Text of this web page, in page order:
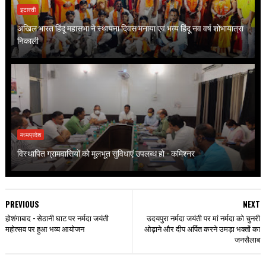
इटारसी
अखिल भारत हिंदू महासभा ने स्थापना दिवस मनाया एवं भव्य हिंदू नव वर्ष शोभायात्रा
निकाली
मध्यप्रदेश
विस्थापित ग्रामवासियों को मूलभूत सुविधाएं उपलब्ध हो - कमिश्नर
NEXT
उदयपुरा नर्मदा जयंती पर मां नर्मदा को चुनरी
ओढ़ाने और दीप अर्पित करने उमड़ा भक्तों का
जनसैलाब
PREVIOUS
होशंगाबाद - सेठानी घाट पर नर्मदा जयंती
महोत्सव पर हुआ भव्य आयोजन